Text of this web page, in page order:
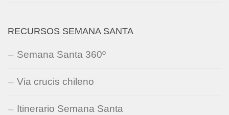
RECURSOS SEMANA SANTA
Semana Santa 360º
Via crucis chileno
Itinerario Semana Santa